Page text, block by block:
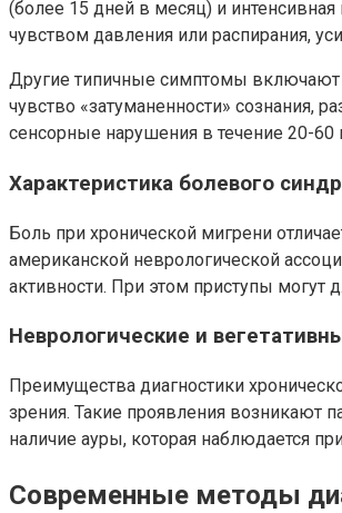
(более 15 дней в месяц) и
чувством давления или распирания,
Другие типичные симптомы включают
чувство «затуманенности» сознания,
сенсорные нарушения в течение 20-60
Характеристика болевого
Боль при хронической мигрени
американской неврологической
активности. При этом приступы могут
Неврологические и
Преимущества диагностики
зрения. Такие проявления возникают
наличие ауры, которая наблюдается
Современные методы